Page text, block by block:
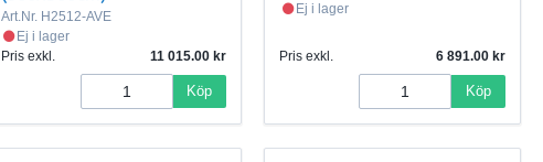
Art.Nr. H2512-AVE
Ej i lager
Pris exkl.
11 015.00
Köp
Ej i lager
Pris exkl. 6 891.00
Köp